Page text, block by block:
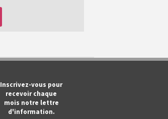
Inscrivez-vous pour
recevoir chaque
mois notre lettre
d'information.